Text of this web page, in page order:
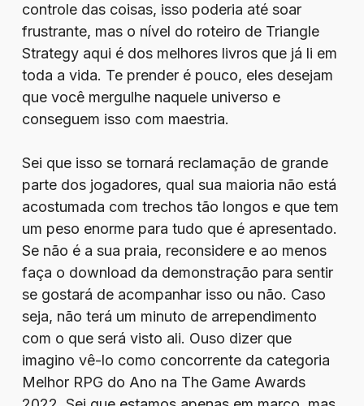
controle das coisas, isso poderia até soar
frustrante, mas o nível do roteiro de Triangle
Strategy aqui é dos melhores livros que já li em
toda a vida. Te prender é pouco, eles desejam
que você mergulhe naquele universo e
conseguem isso com maestria.
Sei que isso se tornará reclamação de grande
parte dos jogadores, qual sua maioria não está
acostumada com trechos tão longos e que tem
um peso enorme para tudo que é apresentado.
Se não é a sua praia, reconsidere e ao menos
faça o download da demonstração para sentir
se gostará de acompanhar isso ou não. Caso
seja, não terá um minuto de arrependimento
com o que será visto ali. Ouso dizer que
imagino vê-lo como concorrente da categoria
Melhor RPG do Ano na The Game Awards